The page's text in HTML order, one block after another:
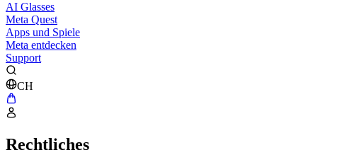
AI Glasses
Meta Quest
Apps und Spiele
Meta entdecken
Support
CH
Rechtliches